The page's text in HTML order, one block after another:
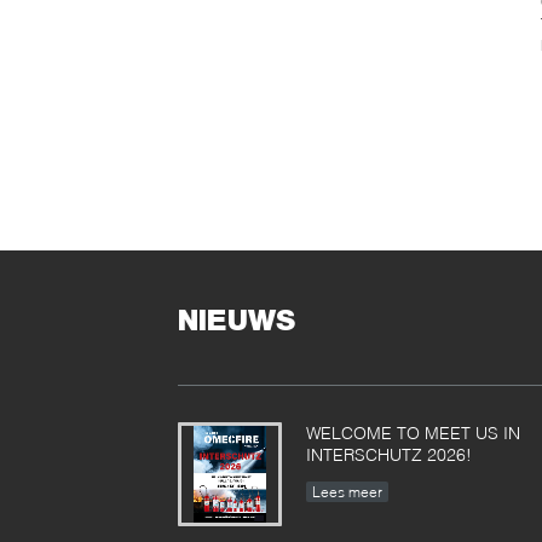
NIEUWS
WELCOME TO MEET US IN
INTERSCHUTZ 2026!
Lees meer